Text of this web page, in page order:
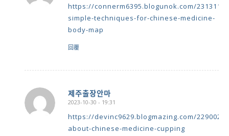
https://connerm6395.blogunok.com/
simple-techniques-for-chinese-medicine-
body-map
回覆
제주출장안마
says:
2023-10-30 - 19:31
https://devinc9629.blogmazing.com/
about-chinese-medicine-cupping